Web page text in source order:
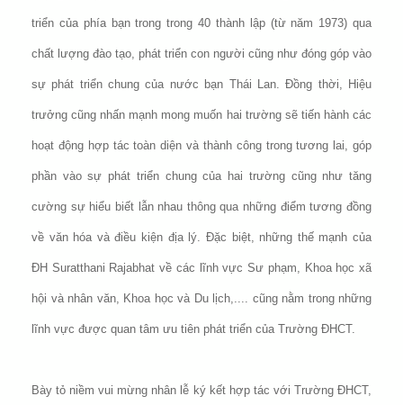
triển của phía bạn trong trong 40 thành lập (từ năm 1973) qua
chất lượng đào tạo, phát triển con người cũng như đóng góp vào
sự phát triển chung của nước bạn Thái Lan. Đồng thời, Hiệu
trưởng cũng nhấn mạnh mong muốn hai trường sẽ tiến hành các
hoạt động hợp tác toàn diện và thành công trong tương lai, góp
phần vào sự phát triển chung của hai trường cũng như tăng
cường sự hiểu biết lẫn nhau thông qua những điểm tương đồng
về văn hóa và điều kiện địa lý. Đặc biệt, những thế mạnh của
ĐH Suratthani Rajabhat về các lĩnh vực Sư phạm, Khoa học xã
hội và nhân văn, Khoa học và Du lịch,.... cũng nằm trong những
lĩnh vực được quan tâm ưu tiên phát triển của Trường ĐHCT.
Bày tỏ niềm vui mừng nhân lễ ký kết hợp tác với Trường ĐHCT,